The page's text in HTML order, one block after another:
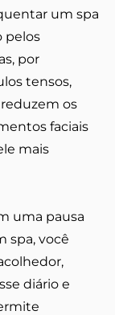
um spa
pelos
por
tensos,
os
faciais
mais
uma pausa
spa, você
diário e